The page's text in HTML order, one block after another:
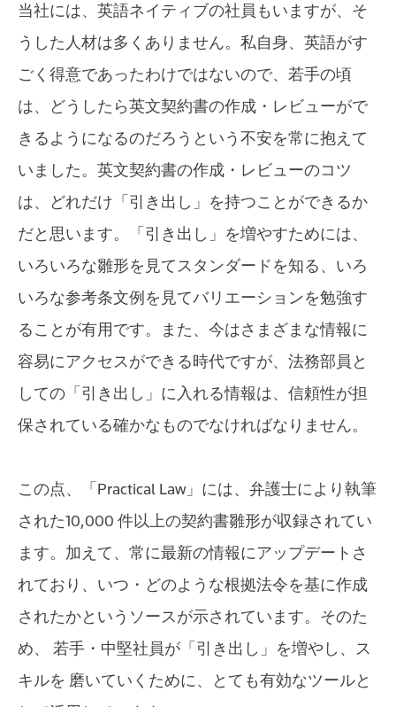
当社には、英語ネイティブの社員もいますが、そ
うした人材は多くありません。私自身、英語がす
ごく得意であったわけではないので、若手の頃
は、どうしたら英文契約書の作成・レビューがで
きるようになるのだろうという不安を常に抱えて
いました。英文契約書の作成・レビューのコツ
は、どれだけ「引き出し」を持つことができるか
だと思います。「引き出し」を増やすためには、
いろいろな雛形を見てスタンダードを知る、いろ
いろな参考条文例を見てバリエーションを勉強す
ることが有用です。また、今はさまざまな情報に
容易にアクセスができる時代ですが、法務部員と
しての「引き出し」に入れる情報は、信頼性が担
保されている確かなものでなければなりません。
この点、「Practical Law」には、弁護士により執筆
された10,000 件以上の契約書雛形が収録されてい
ます。加えて、常に最新の情報にアップデートさ
れており、いつ・どのような根拠法令を基に作成
されたかというソースが示されています。そのた
め、 若手・中堅社員が「引き出し」を増やし、ス
キルを 磨いていくために、とても有効なツールと